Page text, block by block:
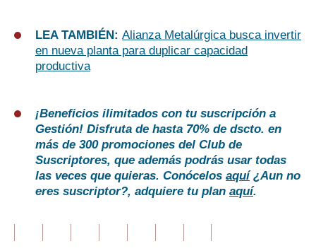
LEA TAMBIÉN: Alianza Metalúrgica busca invertir
en nueva planta para duplicar capacidad
productiva
¡Beneficios ilimitados con tu suscripción a
Gestión! Disfruta de hasta 70% de dscto. en
más de 300 promociones del Club de
Suscriptores, que además podrás usar todas
las veces que quieras. Conócelos aquí¿Aun no
eres suscriptor?, adquiere tu plan aquí.